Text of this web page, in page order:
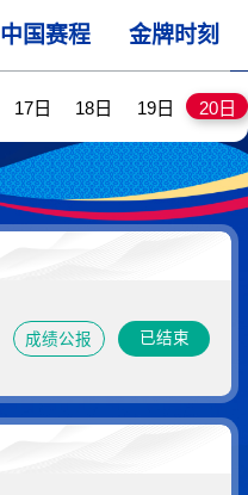
中国赛程 金牌时刻
17日 18日 19日 20日
成绩公报 已结束